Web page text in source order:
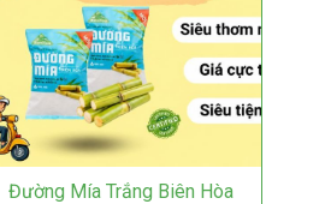
tùy
chọn
thể
được
chọn
trên
trang
Đường Mía Trắng Biên Hòa